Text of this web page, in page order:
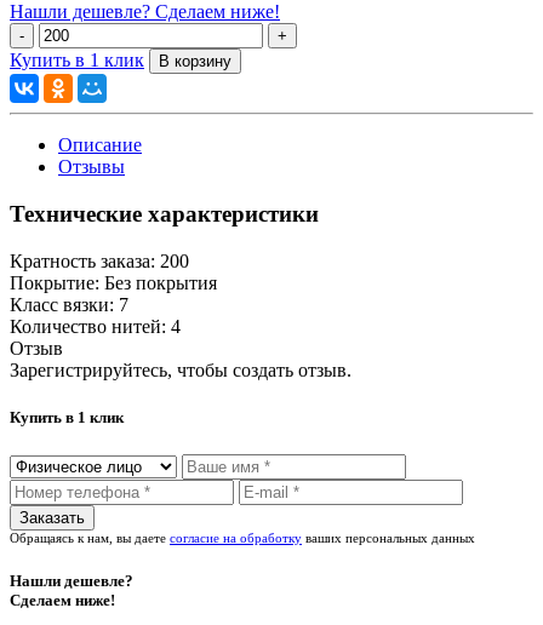
Нашли дешевле? Сделаем ниже!
Купить в 1 клик
Описание
Отзывы
Технические характеристики
Кратность заказа: 200
Покрытие: Без покрытия
Класс вязки: 7
Количество нитей: 4
Отзыв
Зарегистрируйтесь, чтобы создать отзыв.
Купить в 1 клик
Обращаясь к нам, вы даете согласие на обработку ваших персональных данных
Нашли дешевле?
Сделаем ниже!